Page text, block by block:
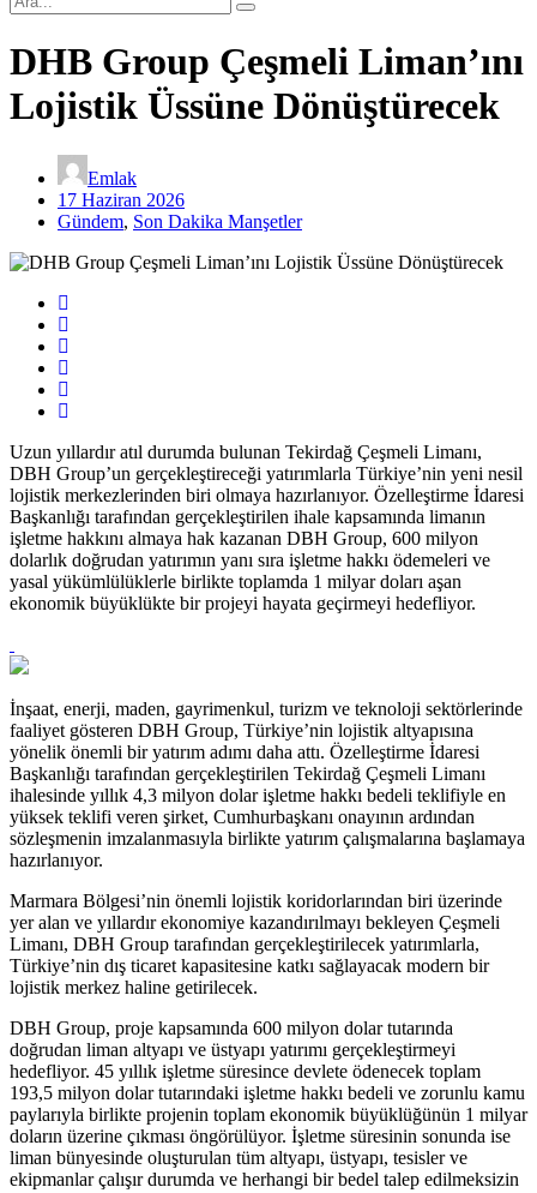
DHB Group Çeşmeli Liman’ını
Lojistik Üssüne Dönüştürecek
Emlak
17 Haziran 2026
Gündem, Son Dakika Manşetler
Uzun yıllardır atıl durumda bulunan Tekirdağ Çeşmeli Limanı,
DBH Group’un gerçekleştireceği yatırımlarla Türkiye’nin yeni nesil
lojistik merkezlerinden biri olmaya hazırlanıyor. Özelleştirme İdaresi
Başkanlığı tarafından gerçekleştirilen ihale kapsamında limanın
işletme hakkını almaya hak kazanan DBH Group, 600 milyon
dolarlık doğrudan yatırımın yanı sıra işletme hakkı ödemeleri ve
yasal yükümlülüklerle birlikte toplamda 1 milyar doları aşan
ekonomik büyüklükte bir projeyi hayata geçirmeyi hedefliyor.
İnşaat, enerji, maden, gayrimenkul, turizm ve teknoloji sektörlerinde
faaliyet gösteren DBH Group, Türkiye’nin lojistik altyapısına
yönelik önemli bir yatırım adımı daha attı. Özelleştirme İdaresi
Başkanlığı tarafından gerçekleştirilen Tekirdağ Çeşmeli Limanı
ihalesinde yıllık 4,3 milyon dolar işletme hakkı bedeli teklifiyle en
yüksek teklifi veren şirket, Cumhurbaşkanı onayının ardından
sözleşmenin imzalanmasıyla birlikte yatırım çalışmalarına başlamaya
hazırlanıyor.
Marmara Bölgesi’nin önemli lojistik koridorlarından biri üzerinde
yer alan ve yıllardır ekonomiye kazandırılmayı bekleyen Çeşmeli
Limanı, DBH Group tarafından gerçekleştirilecek yatırımlarla,
Türkiye’nin dış ticaret kapasitesine katkı sağlayacak modern bir
lojistik merkez haline getirilecek.
DBH Group, proje kapsamında 600 milyon dolar tutarında
doğrudan liman altyapı ve üstyapı yatırımı gerçekleştirmeyi
hedefliyor. 45 yıllık işletme süresince devlete ödenecek toplam
193,5 milyon dolar tutarındaki işletme hakkı bedeli ve zorunlu kamu
paylarıyla birlikte projenin toplam ekonomik büyüklüğünün 1 milyar
doların üzerine çıkması öngörülüyor. İşletme süresinin sonunda ise
liman bünyesinde oluşturulan tüm altyapı, üstyapı, tesisler ve
ekipmanlarçalışır durumda ve herhangi bir bedel talep edilmeksizin